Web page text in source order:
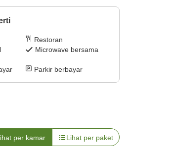
Restoran
Microwave bersama
Parkir berbayar
per kamar Lihat per paket